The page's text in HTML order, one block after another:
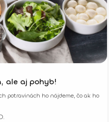
ale aj pohyb!
potravinách ho nájdeme, čo ak ho